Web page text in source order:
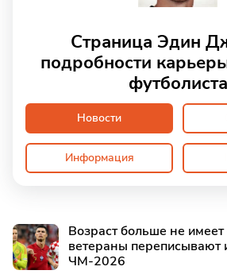
Страница Эдин
подробности
футболиста
Новости
Информация
Возраст больше не
ветераны переписывают
ЧМ-2026